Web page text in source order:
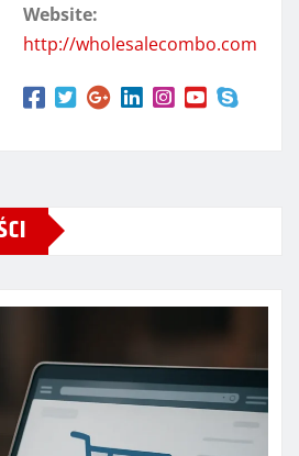
Website:
http://wholesalecombo.com